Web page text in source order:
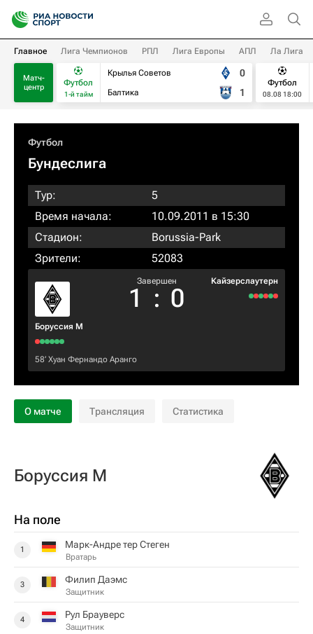
Главное Лига Чемпионов РПЛ Лига Европы АПЛ Ла Лига
Матч-
центр
Футбол
1-й тайм
Крылья Советов
Балтика
0
1
Футбол
08.08 18:00
Футбол
Бундеслига
Тур:
5
Время начала:
10.09.2011 в 15:30
Стадион:
Borussia-Park
Зрители:
52083
Боруссия М
Завершен
1 : 0
Кайзерслаутерн
58‎’‎ Хуан Фернандо Аранго
О матче Трансляция Статистика
Боруссия М
На поле
1 Марк-Андре тер Стеген
Вратарь
3 Филип Даэмс
Защитник
4 Рул Брауверс
Защитник